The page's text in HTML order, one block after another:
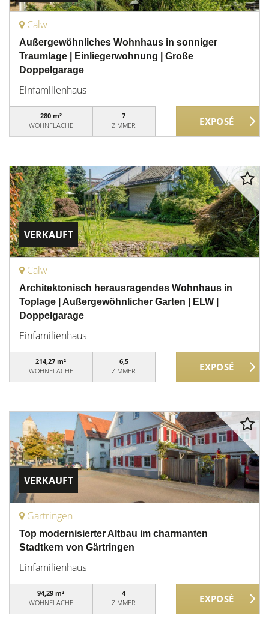
Calw
Außergewöhnliches Wohnhaus in sonniger
Traumlage | Einliegerwohnung | Große
Doppelgarage
Einfamilienhaus
280 m²
WOHNFLÄCHE
7
ZIMMER
VERKAUFT
Calw
Architektonisch herausragendes Wohnhaus in
Toplage | Außergewöhnlicher Garten | ELW |
Doppelgarage
Einfamilienhaus
214,27 m²
WOHNFLÄCHE
6,5
ZIMMER
VERKAUFT
Gärtringen
Top modernisierter Altbau im charmanten
Stadtkern von Gärtringen
Einfamilienhaus
94,29 m²
WOHNFLÄCHE
4
ZIMMER